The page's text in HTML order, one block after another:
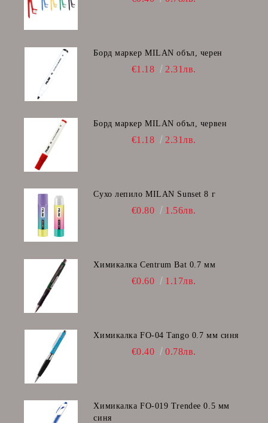
Борд маркер MILAN объл, черен
€1.18 2.31лв.
Борд маркер MILAN объл, червен
€1.18 2.31лв.
Сухо лепило MILAN Sunset 8 г
€0.80 1.56лв.
Химикалка Centrum Bat 0.7 мм
€0.60 1.17лв.
Химикалка FO-04 Tango 0.7 мм синя
€0.40 0.78лв.
Химикалка FO-019 Trendee 0.5 мм
синя